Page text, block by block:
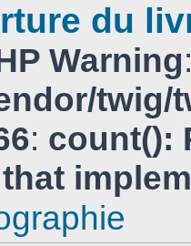
du
Warning
: count():